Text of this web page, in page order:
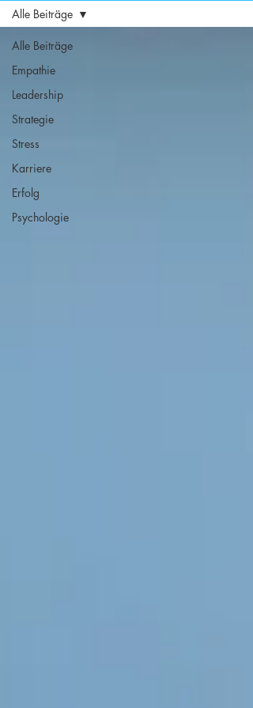
Alle Beiträge
Empathie
Leadership
Strategie
Stress
Karriere
Erfolg
Psychologie
Alle Beiträge